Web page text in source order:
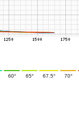
60° 65° 67.5° 70°